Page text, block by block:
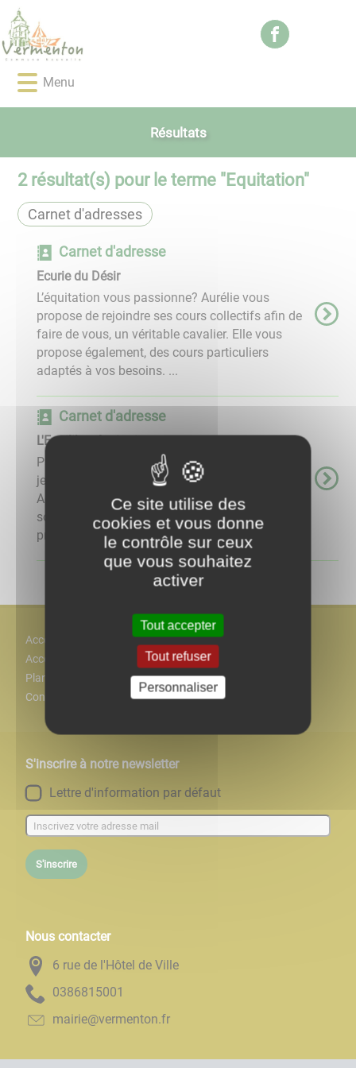
Lien
d'accès
rapide
au
menu
Lien
d'accès
rapide
au
contenu
Lien
d'accès
rapide
à
Lien
d'accès
rapide
au
pied
Menu
Résultats
2résultat(s) pour le terme "Equitation"
Carnet d'adresses
Carnet d'adresse
Ecurie du Désir
L’équitation vous passionne? Aurélie vous
propose de rejoindre ses cours collectifs afin de
faire de vous, un véritable cavalier. Elle vous
propose également, des cours particuliers
adaptés à vos besoins. ...
Carnet d'adresse
L'Equilibre équitation
Passionnée par les chevaux depuis son plus
jeune âge, Manon Bourdais diplômée
Accompagnatrice en Tourisme Equestre
souhaite vous faire partager sa passion et vous
propose balade et randonnée à cheval et ...
Accès
Accessiblité
Plan
Contact
S'inscrire à notre newsletter
Lettre d'information par défaut
S'inscrire
Nous contacter
6 rue de l'Hôtel de Ville
1005186830
rf.notnemrev@eiriam
Panneau de gestion des cookies
Ce site utilise des
cookies et vous donne
le contrôle sur ceux
que vous souhaitez
activer
Tout accepter
Tout refuser
Personnaliser